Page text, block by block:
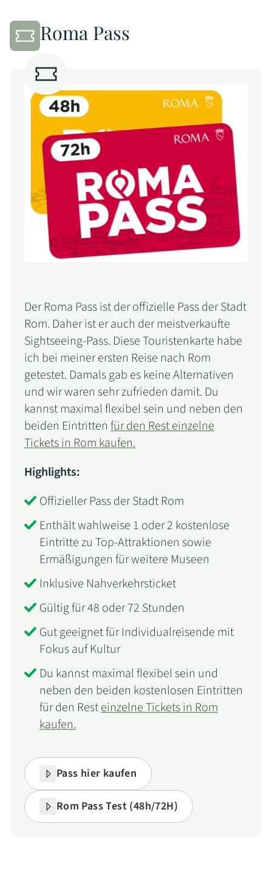
Roma Pass
Der Roma Pass ist der offizielle Pass der Stadt
Rom. Daher ist er auch der meistverkaufte
Sightseeing-Pass. Diese Touristenkarte habe
ich bei meiner ersten Reise nach Rom
getestet. Damals gab es keine Alternativen
und wir waren sehr zufrieden damit. Du
kannst maximal flexibel sein und neben den
beiden Eintritten für den Rest einzelne
Tickets in Rom kaufen.
Highlights:
Offizieller Pass der Stadt Rom
Enthält wahlweise 1 oder 2 kostenlose
Eintritte zu Top-Attraktionen sowie
Ermäßigungen für weitere Museen
Inklusive Nahverkehrsticket
Gültig für 48 oder 72 Stunden
Gut geeignet für Individualreisende mit
Fokus auf Kultur
Du kannst maximal flexibel sein und
neben den beiden kostenlosen Eintritten
für den Resteinzelne Tickets in Rom
kaufen.
Pass hier kaufen
Rom Pass Test (48h/72H)